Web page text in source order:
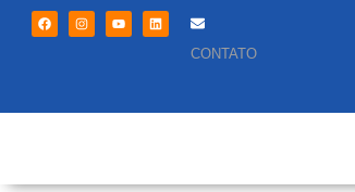
CONTATO